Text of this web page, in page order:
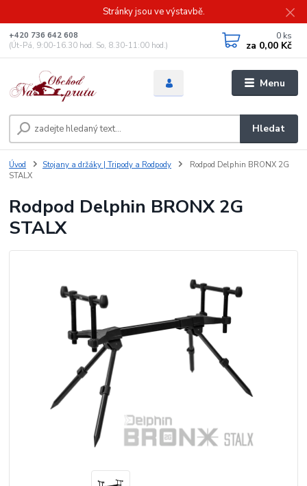
Stránky jsou ve výstavbě.
Menu
Hledat
+420 736 642 608
(Út-Pá, 9:00-16.30 hod. So, 8.30-11:00 hod.)
0 ks
za 0,00 Kč
Úvod Stojany a držáky | Tripody a Rodpody
Rodpod Delphin BRONX 2G
STALX
Rodpod Delphin BRONX 2G
STALX